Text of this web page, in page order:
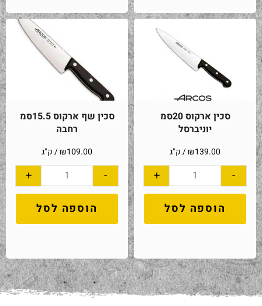
סכין ארקוס 20סמ
יוניברסל
₪139.00 / ק"ג
-
+
הוספה לסל
סכין שף ארקוס 15.5סמ
רחבה
₪109.00 / ק"ג
-
+
הוספה לסל